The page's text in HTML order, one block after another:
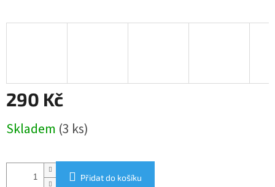
290 Kč
cena:
Skladem (3 ks)
Přidat do košíku